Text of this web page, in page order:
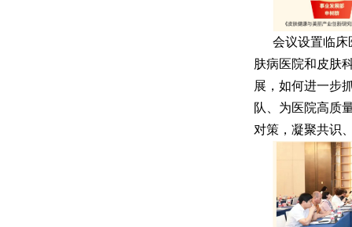
会议设置临
肤病医院和皮肤
展，如何进一步
队、为医院高质
对策，凝聚共识